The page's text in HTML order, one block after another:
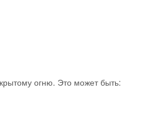
огню. Это может быть: